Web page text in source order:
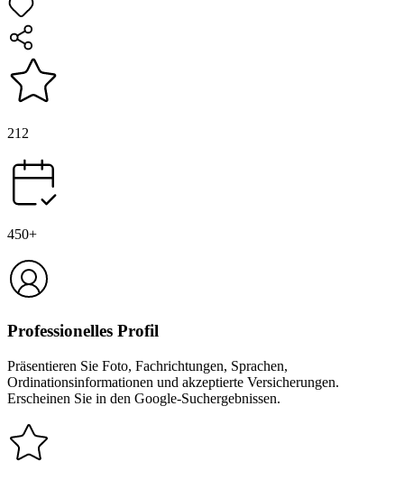
212
450+
Professionelles Profil
Präsentieren Sie Foto, Fachrichtungen, Sprachen,
Ordinationsinformationen und akzeptierte Versicherungen.
Erscheinen Sie in den Google-Suchergebnissen.